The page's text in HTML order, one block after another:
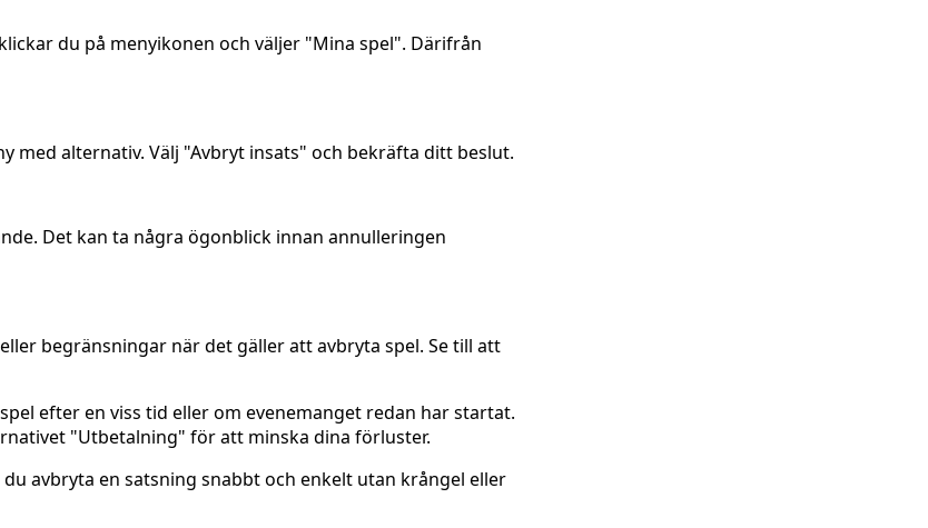
du på menyikonen och väljer "Mina spel". Därifrån
med alternativ. Välj "Avbryt insats" och bekräfta ditt beslut.
Det kan ta några ögonblick innan annulleringen
begränsningar när det gäller att avbryta spel. Se till att
efter en viss tid eller om evenemanget redan har startat.
"Utbetalning" för att minska dina förluster.
avbryta en satsning snabbt och enkelt utan krångel eller